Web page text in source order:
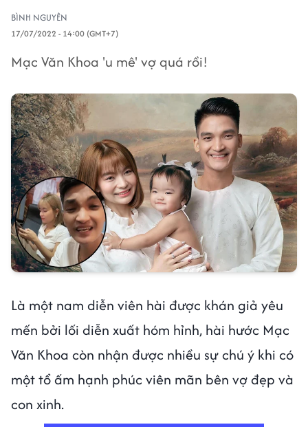
BÌNH NGUYÊN
17/07/2022 - 14:00 (GMT+7)
Mạc Văn Khoa 'u mê' vợ quá rồi!
Là một nam diễn viên hài được khán giả yêu
mến bởi lối diễn xuất hóm hỉnh, hài hước Mạc
Văn Khoa còn nhận được nhiều sự chú ý khi có
một tổ ấm hạnh phúc viên mãn bên vợ đẹp và
con xinh.